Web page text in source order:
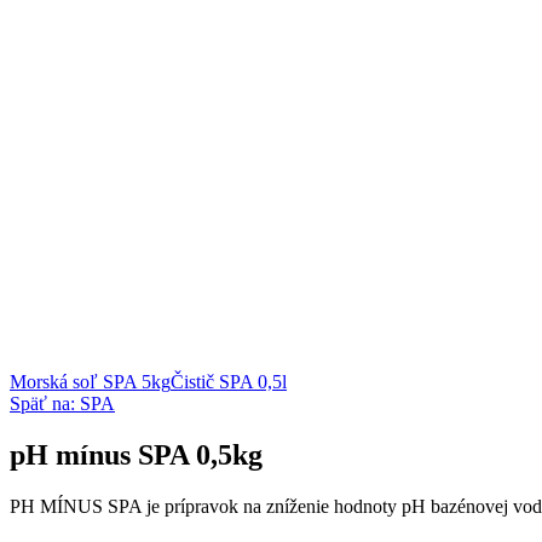
Morská soľ SPA 5kgČistič SPA 0,5l
Späť na: SPA
pH mínus SPA 0,5kg
PH MÍNUS SPA je prípravok na zníženie hodnoty pH bazénovej